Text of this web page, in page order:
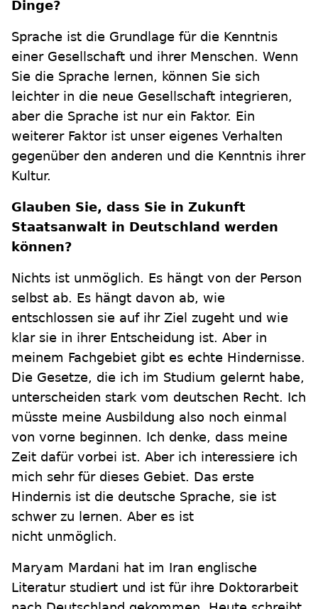
Dinge?
Sprache ist die Grundlage für die Kenntnis
einer Gesellschaft und ihrer Menschen. Wenn
Sie die Sprache lernen, können Sie sich
leichter in die neue Gesellschaft integrieren,
aber die Sprache ist nur ein Faktor. Ein
weiterer Faktor ist unser eigenes Verhalten
gegenüber den anderen und die Kenntnis ihrer
Kultur.
Glauben Sie, dass Sie in Zukunft
Staatsanwalt in Deutschland werden
können?
Nichts ist unmöglich. Es hängt von der Person
selbst ab. Es hängt davon ab, wie
entschlossen sie auf ihr Ziel zugeht und wie
klar sie in ihrer Entscheidung ist. Aber in
meinem Fachgebiet gibt es echte Hindernisse.
Die Gesetze, die ich im Studium gelernt habe,
unterscheiden stark vom deutschen Recht. Ich
müsste meine Ausbildung also noch einmal
von vorne beginnen. Ich denke, dass meine
Zeit dafür vorbei ist. Aber ich interessiere ich
mich sehr für dieses Gebiet. Das erste
Hindernis ist die deutsche Sprache, sie ist
schwer zu lernen. Aber es ist
nicht unmöglich.
Maryam Mardani hat im Iran englische
Literatur studiert und ist für ihre Doktorarbeit